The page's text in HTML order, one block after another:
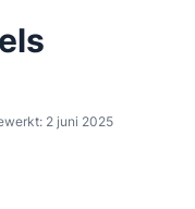
2 juni 2025